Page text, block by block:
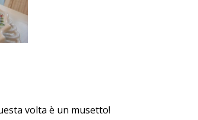
volta è un musetto!